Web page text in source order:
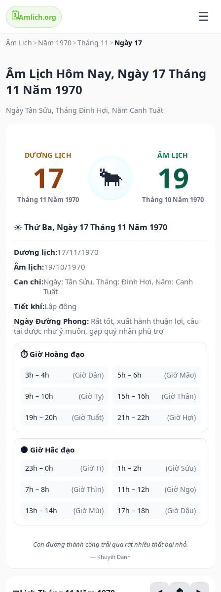
🗓️Amlich.org
Âm Lịch > Năm 1970>Tháng 11 > Ngày 17
Âm Lịch Hôm Nay, Ngày 17 Tháng
11 Năm 1970
Ngày Tân Sửu, Tháng Đinh Hợi, Năm Canh Tuất
DƯƠNG LỊCH
17
Tháng 11 Năm 1970
🐂
ÂM LỊCH
19
Tháng 10 Năm 1970
☀️ Thứ Ba, Ngày 17 Tháng 11 Năm 1970
Dương lịch:17/11/1970
Âm lịch:19/10/1970
Can chi:Ngày: Tân Sửu, Tháng: Đinh Hợi, Năm: Canh
Tuất
Tiết khí:Lập đông
Ngày Đường Phong: Rất tốt, xuất hành thuận lợi, cầu
tài được như ý muốn, gặp quý nhân phù trợ
⏱️ Giờ Hoàng đạo
3h – 4h (Giờ Dần) 5h – 6h (Giờ Mão)
9h – 10h (Giờ Tỵ) 15h – 16h (Giờ Thân)
19h – 20h (Giờ Tuất) 21h – 22h (Giờ Hợi)
🌑 Giờ Hắc đạo
23h – 0h (Giờ Tí) 1h – 2h (Giờ Sửu)
7h – 8h (Giờ Thìn) 11h – 12h (Giờ Ngọ)
13h – 14h (Giờ Mùi) 17h – 18h (Giờ Dậu)
Con đường thành công trải qua rất nhiều thất bại nhỏ.
— Khuyết Danh